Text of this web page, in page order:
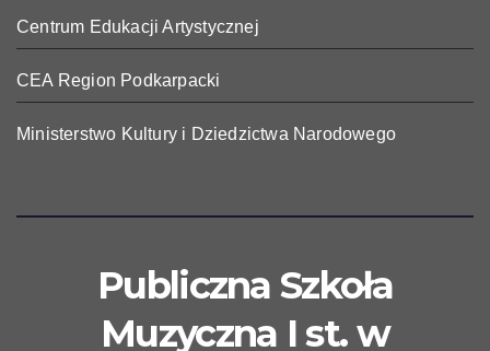
Centrum Edukacji Artystycznej
CEA Region Podkarpacki
Ministerstwo Kultury i Dziedzictwa Narodowego
Publiczna Szkoła
Muzyczna I st. w